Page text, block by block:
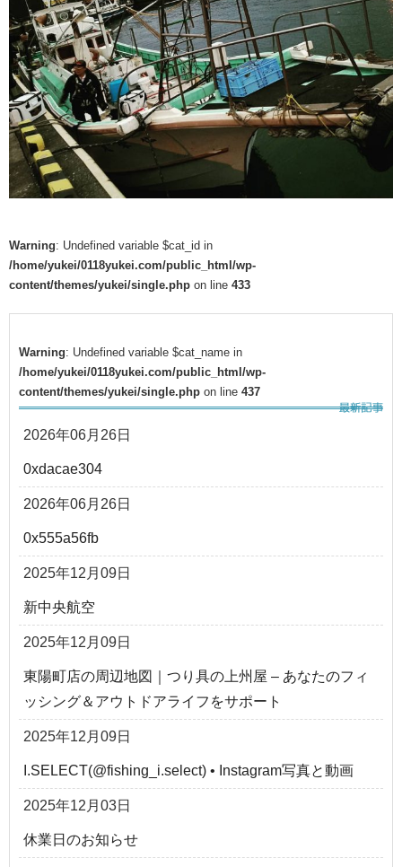
Warning: Undefined variable $cat_id in
/home/yukei/0118yukei.com/public_html/wp-
content/themes/yukei/single.php on line 433
Warning: Undefined variable $cat_name in
/home/yukei/0118yukei.com/public_html/wp-
content/themes/yukei/single.php on line 437
2026年06月26日
0xdacae304
2026年06月26日
0x555a56fb
2025年12月09日
新中央航空
2025年12月09日
東陽町店の周辺地図｜つり具の上州屋 – あなたのフィ
ッシング＆アウトドアライフをサポート
2025年12月09日
I.SELECT(@fishing_i.select) • Instagram写真と動画
2025年12月03日
休業日のお知らせ